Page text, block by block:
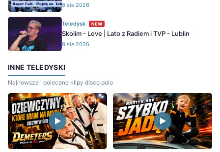
8 sie 2026
Teledysk NEW
Skolim - Love | Lato z Radiem i TVP - Lublin
8 sie 2026
INNE TELEDYSKI
Najnowsze i polecane klipy disco polo